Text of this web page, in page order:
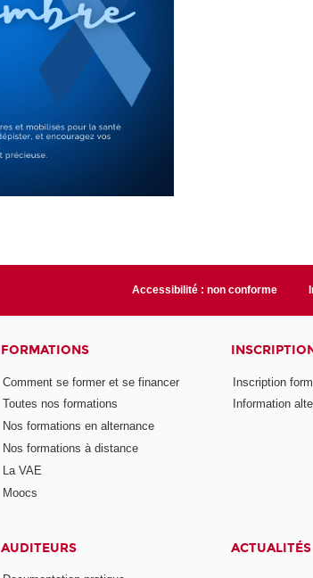
Accessibilité : non conforme
FORMATIONS
Comment se former et se financer
Toutes nos formations
Nos formations en alternance
Nos formations à distance
La VAE
Moocs
Inscription
Information
AUDITEURS ACTUALITÉS